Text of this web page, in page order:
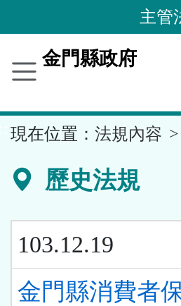
到
要
容
區
主管
金門縣政府
現在位置： 法規內容
歷史法規
103.12.19
金門縣消費者